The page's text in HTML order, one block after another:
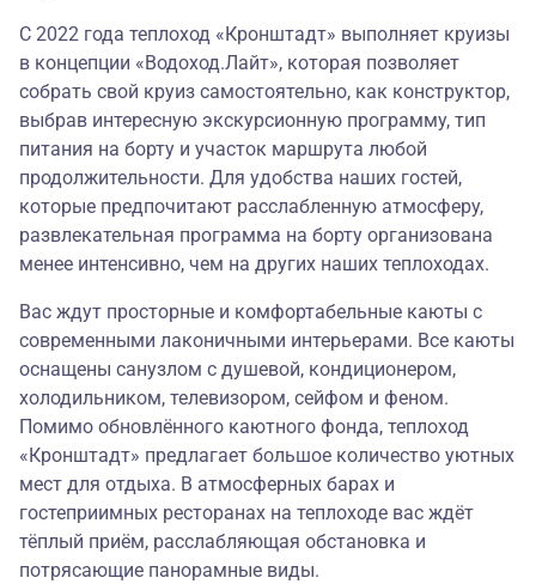
С 2022 года теплоход «Кронштадт» выполняет круизы
в концепции «Водоход.Лайт», которая позволяет
собрать свой круиз самостоятельно, как конструктор,
выбрав интересную экскурсионную программу, тип
питания на борту и участок маршрута любой
продолжительности. Для удобства наших гостей,
которые предпочитают расслабленную атмосферу,
развлекательная программа на борту организована
менее интенсивно, чем на других наших теплоходах.
Вас ждут просторные и комфортабельные каюты с
современными лаконичными интерьерами. Все каюты
оснащены санузлом с душевой, кондиционером,
холодильником, телевизором, сейфом и феном.
Помимо обновлённого каютного фонда, теплоход
«Кронштадт» предлагает большое количество уютных
мест для отдыха. В атмосферных барах и
гостеприимных ресторанах на теплоходе вас ждёт
тёплый приём, расслабляющая обстановка и
потрясающие панорамные виды.